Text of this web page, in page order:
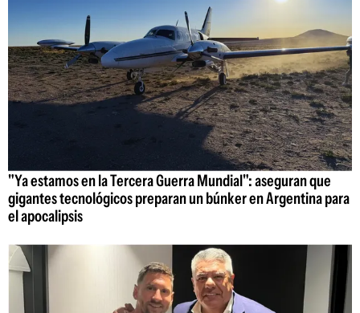
"Ya estamos en la Tercera Guerra Mundial": aseguran que
gigantes tecnológicos preparan un búnker en Argentina para
el apocalipsis